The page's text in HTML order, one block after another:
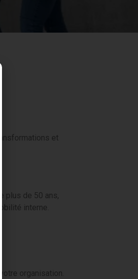
et
plus de 50 ans,
interne.
organisation.